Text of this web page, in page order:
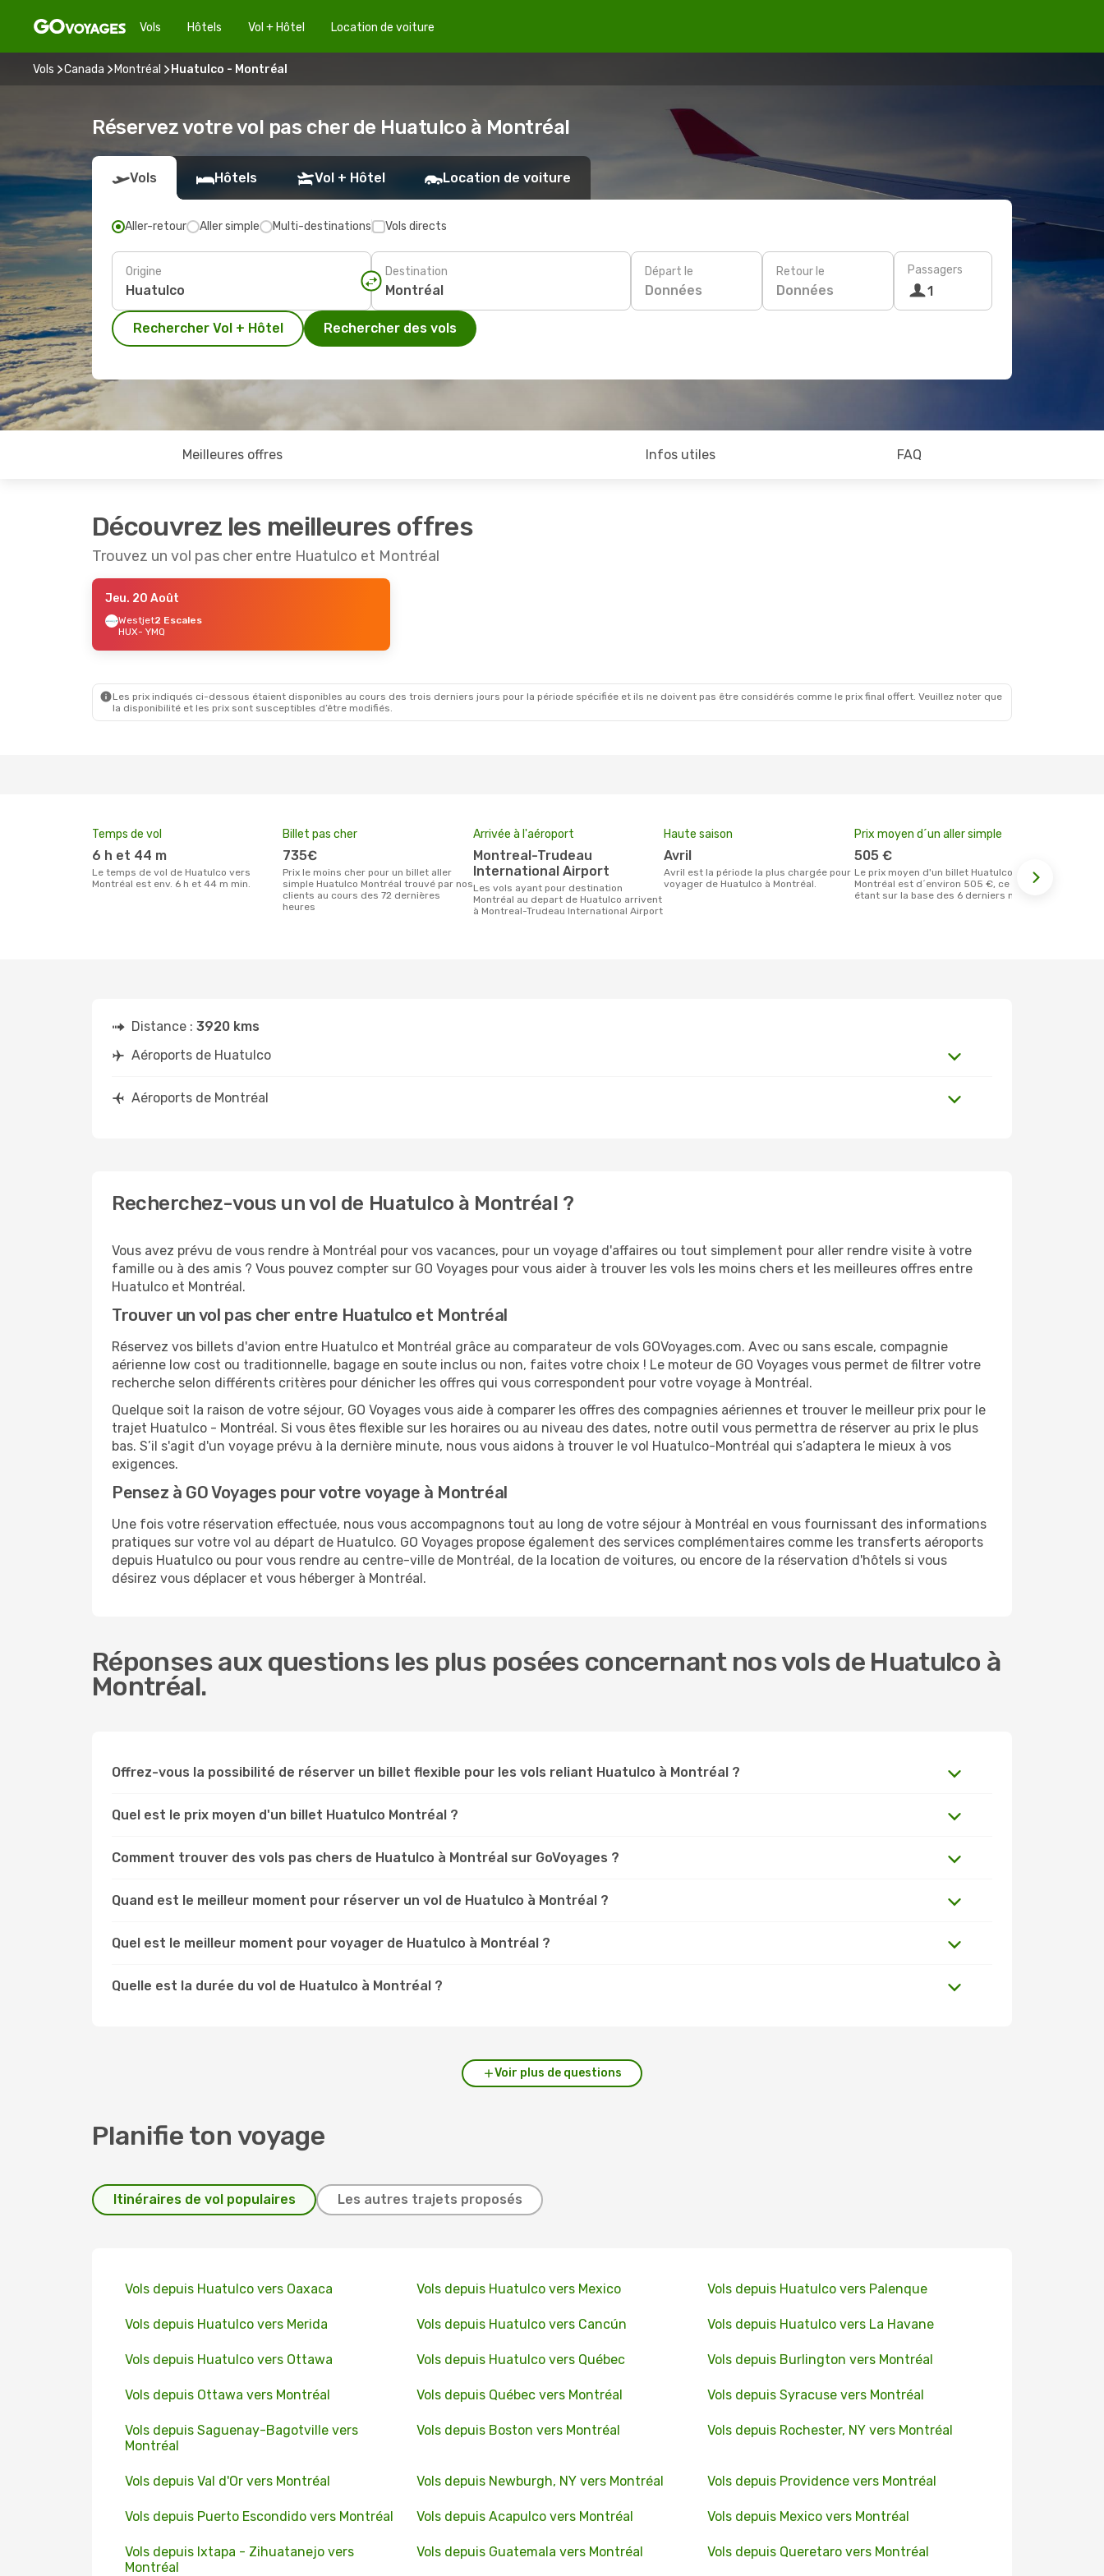
Vols Hôtels Vol + Hôtel Location de voiture
Vols Canada Montréal Huatulco - Montréal
Réservez votre vol pas cher de Huatulco à Montréal
Vols Hôtels Vol + Hôtel Location de voiture
Aller-retour Aller simple Multi-destinations Vols directs
Origine Destination Départ le
Données
Retour le
Données
Passagers
1
Rechercher Vol + Hôtel Rechercher des vols
Meilleures offres Infos utiles FAQ
Découvrez les meilleures offres
Trouvez un vol pas cher entre Huatulco et Montréal
Jeu. 20 Août
Westjet2 Escales
HUX- YMQ
Les prix indiqués ci-dessous étaient disponibles au cours des trois derniers jours pour la période spécifiée et ils ne doivent pas être considérés comme le prix final offert. Veuillez noter que
la disponibilité et les prix sont susceptibles d’être modifiés.
Temps de vol
6 h et 44 m
Le temps de vol de Huatulco vers
Montréal est env. 6 h et 44 m min.
Billet pas cher
735€
Prix le moins cher pour un billet aller
simple Huatulco Montréal trouvé par nos
clients au cours des 72 dernières
heures
Arrivée à l'aéroport
Montreal-Trudeau
International Airport
Les vols ayant pour destination
Montréal au depart de Huatulco arrivent
à Montreal-Trudeau International Airport
Haute saison
avril
avril est la période la plus chargée pour
voyager de Huatulco à Montréal.
Prix moyen d´un aller simple
505 €
Le prix moyen d'un billet Huatulco
Montréal est d´environ 505 €, ce prix
étant sur la base des 6 derniers mois.
Distance : 3920 kms
Aéroports de Huatulco
Aéroports de Montréal
Recherchez-vous un vol de Huatulco à Montréal ?
Vous avez prévu de vous rendre à Montréal pour vos vacances, pour un voyage d'affaires ou tout simplement pour aller rendre visite à votre
famille ou à des amis ? Vous pouvez compter sur GO Voyages pour vous aider à trouver les vols les moins chers et les meilleures offres entre
Huatulco et Montréal.
Trouver un vol pas cher entre Huatulco et Montréal
Réservez vos billets d'avion entre Huatulco et Montréal grâce au comparateur de vols GOVoyages.com. Avec ou sans escale, compagnie
aérienne low cost ou traditionnelle, bagage en soute inclus ou non, faites votre choix ! Le moteur de GO Voyages vous permet de filtrer votre
recherche selon différents critères pour dénicher les offres qui vous correspondent pour votre voyage à Montréal.
Quelque soit la raison de votre séjour, GO Voyages vous aide à comparer les offres des compagnies aériennes et trouver le meilleur prix pour le
trajet Huatulco - Montréal. Si vous êtes flexible sur les horaires ou au niveau des dates, notre outil vous permettra de réserver au prix le plus
bas. S’il s'agit d'un voyage prévu à la dernière minute, nous vous aidons à trouver le vol Huatulco-Montréal qui s’adaptera le mieux à vos
exigences.
Pensez à GO Voyages pour votre voyage à Montréal
Une fois votre réservation effectuée, nous vous accompagnons tout au long de votre séjour à Montréal en vous fournissant des informations
pratiques sur votre vol au départ de Huatulco. GO Voyages propose également des services complémentaires comme les transferts aéroports
depuis Huatulco ou pour vous rendre au centre-ville de Montréal, de la location de voitures, ou encore de la réservation d'hôtels si vous
désirez vous déplacer et vous héberger à Montréal.
Réponses aux questions les plus posées concernant nos vols de Huatulco à
Montréal.
Offrez-vous la possibilité de réserver un billet flexible pour les vols reliant Huatulco à Montréal ?
Quel est le prix moyen d'un billet Huatulco Montréal ?
Comment trouver des vols pas chers de Huatulco à Montréal sur GoVoyages ?
Quand est le meilleur moment pour réserver un vol de Huatulco à Montréal ?
Quel est le meilleur moment pour voyager de Huatulco à Montréal ?
Quelle est la durée du vol de Huatulco à Montréal ?
Voir plus de questions
Planifie ton voyage
Itinéraires de vol populaires Les autres trajets proposés
Vols depuis Huatulco vers Oaxaca Vols depuis Huatulco vers Mexico Vols depuis Huatulco vers Palenque
Vols depuis Huatulco vers Merida Vols depuis Huatulco vers Cancún Vols depuis Huatulco vers La Havane
Vols depuis Huatulco vers Ottawa Vols depuis Huatulco vers Québec Vols depuis Burlington vers Montréal
Vols depuis Ottawa vers Montréal Vols depuis Québec vers Montréal Vols depuis Syracuse vers Montréal
Vols depuis Saguenay-Bagotville vers
Montréal
Vols depuis Boston vers Montréal Vols depuis Rochester, NY vers Montréal
Vols depuis Val d'Or vers Montréal Vols depuis Newburgh, NY vers Montréal Vols depuis Providence vers Montréal
Vols depuis Puerto Escondido vers Montréal Vols depuis Acapulco vers Montréal Vols depuis Mexico vers Montréal
Vols depuis Ixtapa - Zihuatanejo vers
Montréal
Vols depuis Guatemala vers Montréal Vols depuis Queretaro vers Montréal